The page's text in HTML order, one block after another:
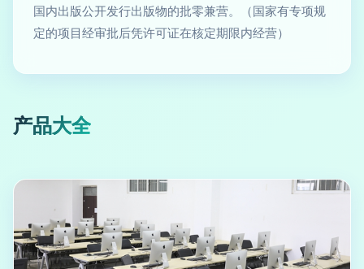
国内出版公开发行出版物的批零兼营。（国家有专项规
定的项目经审批后凭许可证在核定期限内经营）
产品大全